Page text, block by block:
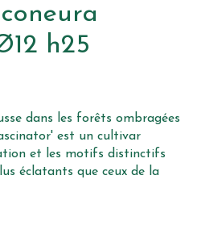
h25
dans les forêts ombragées
est un cultivar
et les motifs distinctifs
éclatants que ceux de la